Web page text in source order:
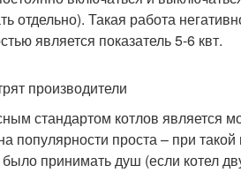
отдельно). Такая работа
является показатель 5-6 квт.
производители
стандартом котлов является
популярности проста – при
принимать душ (если котел